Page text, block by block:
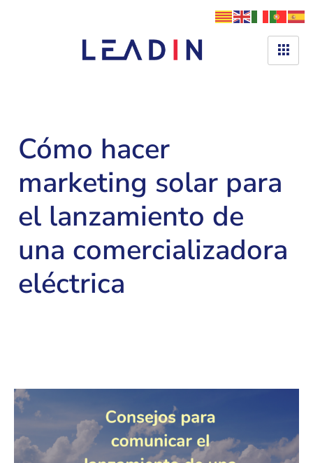
Cómo hacer
marketing solar para
el lanzamiento de
una comercializadora
eléctrica